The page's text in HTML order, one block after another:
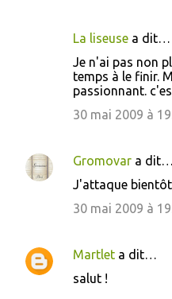
La liseuse a dit…
Je n'ai pas non
temps à le finir.
passionnant.
30 mai 2009 à
Gromovar a dit…
J'attaque
30 mai 2009 à
Martlet a dit…
salut !